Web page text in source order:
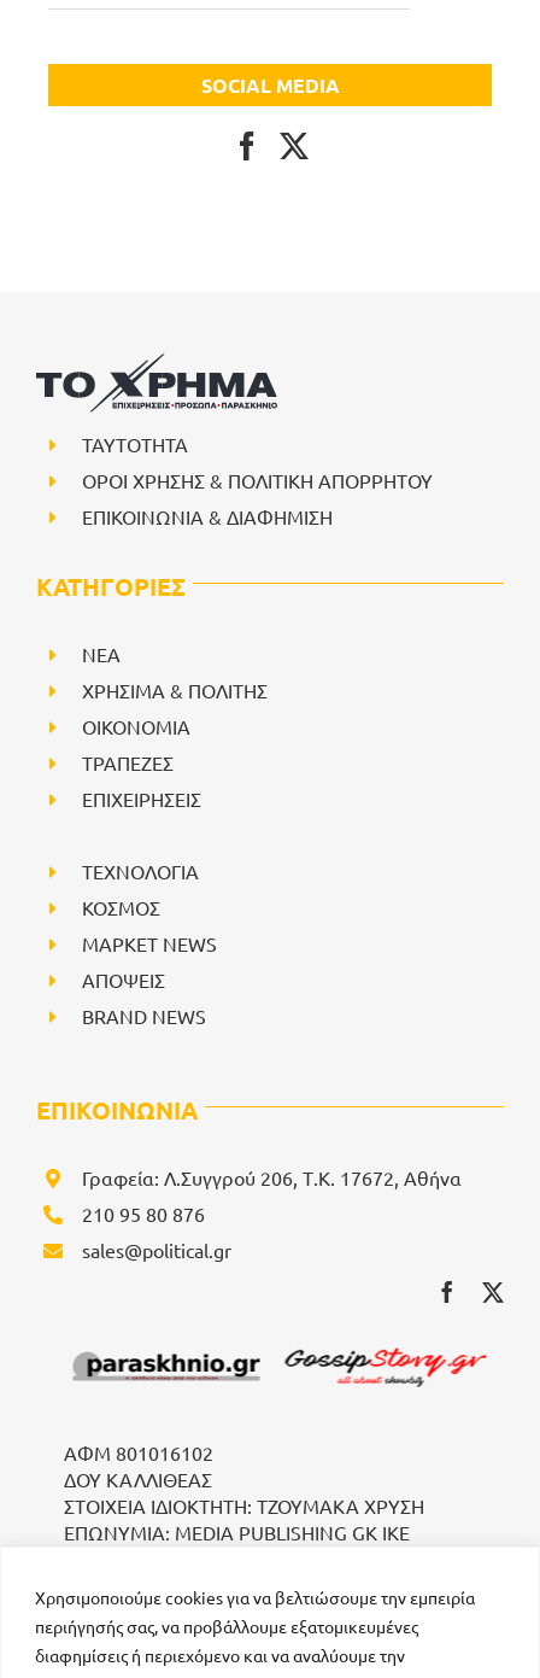
Χρησιμοποιούμε cookies για να βελτιώσουμε την εμπειρία
περιήγησής σας, να προβάλλουμε εξατομικευμένες
διαφημίσεις ή περιεχόμενο και να αναλύουμε την
SOCIAL MEDIA
ΤΑΥΤΟΤΗΤΑ
ΟΡΟΙ ΧΡΗΣΗΣ & ΠΟΛΙΤΙΚΗ ΑΠΟΡΡΗΤΟΥ
ΕΠΙΚΟΙΝΩΝΙΑ & ΔΙΑΦΗΜΙΣΗ
ΚΑΤΗΓΟΡΙΕΣ
NEA
ΧΡΗΣΙΜΑ & ΠΟΛΙΤΗΣ
ΟΙΚΟΝΟΜΙΑ
ΤΡΑΠΕΖΕΣ
ΕΠΙΧΕΙΡΗΣΕΙΣ
ΤΕΧΝΟΛΟΓΙΑ
ΚΟΣΜΟΣ
ΜΑΡΚΕΤ NEWS
ΑΠΟΨΕΙΣ
BRAND NEWS
ΕΠΙΚΟΙΝΩΝΙΑ
Γραφεία: Λ.Συγγρού 206, Τ.Κ. 17672, Αθήνα
210 95 80 876
sales@political.gr
ΑΦΜ 801016102
ΔΟΥ ΚΑΛΛΙΘΕΑΣ
ΣΤΟΙΧΕΙΑ ΙΔΙΟΚΤΗΤΗ: ΤΖΟΥΜΑΚΑ ΧΡΥΣΗ
ΕΠΩΝΥΜΙΑ: MEDIA PUBLISHING GK IKE